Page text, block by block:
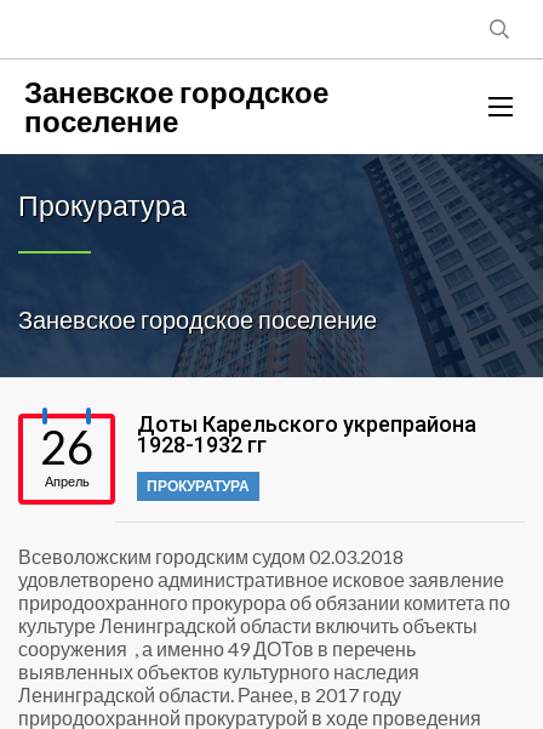
Заневское городское
поселение
Прокуратура
Заневское городское поселение
26
Апрель
Доты Карельского укрепрайона
1928-1932 гг
ПРОКУРАТУРА
Всеволожским городским судом 02.03.2018
удовлетворено административное исковое заявление
природоохранного прокурора об обязании комитета по
культуре Ленинградской области включить объекты
сооружения , а именно 49 ДОТов в перечень
выявленных объектов культурного наследия
Ленинградской области. Ранее, в 2017 году
природоохранной прокуратурой в ходе проведения